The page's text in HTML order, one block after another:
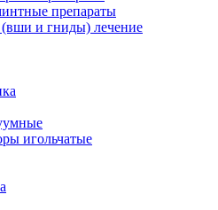
препараты
(вши и гниды) лечение
игольчатые